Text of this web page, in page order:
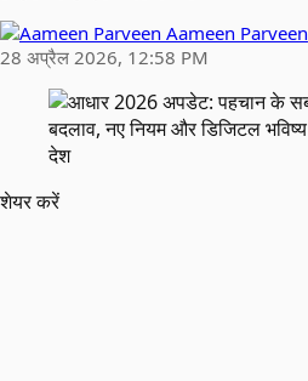
Aameen Parveen
28 अप्रैल 2026, 12:58 PM
देश
शेयर करें